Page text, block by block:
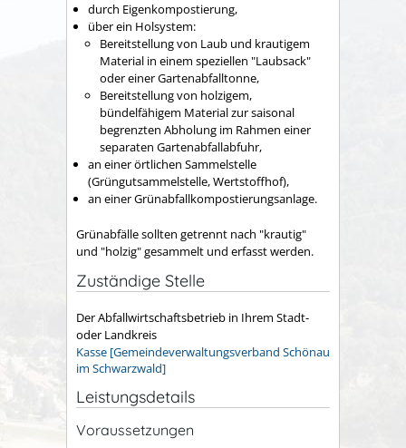
durch Eigenkompostierung,
über ein Holsystem:
Bereitstellung von Laub und krautigem
Material in einem speziellen "Laubsack"
oder einer Gartenabfalltonne,
Bereitstellung von holzigem,
bündelfähigem Material zur saisonal
begrenzten Abholung im Rahmen einer
separaten Gartenabfallabfuhr,
an einer örtlichen Sammelstelle
(Grüngutsammelstelle, Wertstoffhof),
an einer Grünabfallkompostierungsanlage.
Grünabfälle sollten getrennt nach "krautig"
und "holzig" gesammelt und erfasst werden.
Zuständige Stelle
Der Abfallwirtschaftsbetrieb in Ihrem Stadt-
oder Landkreis
Kasse [Gemeindeverwaltungsverband Schönau
im Schwarzwald]
Leistungsdetails
Voraussetzungen